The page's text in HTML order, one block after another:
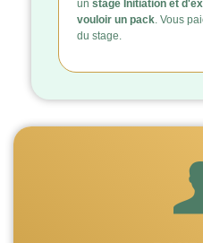
un stage Initiation et
vouloir un pack . Vous
du stage.